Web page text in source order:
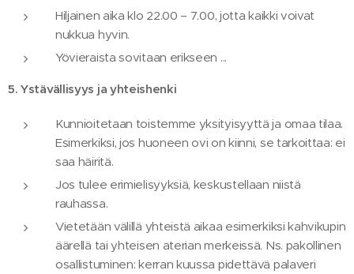
Hiljainen aika klo 22.00 – 7.00, jotta kaikki voivat
nukkua hyvin.
Yövieraista sovitaan erikseen ...
5. Ystävällisyys ja yhteishenki
Kunnioitetaan toistemme yksityisyyttä ja omaa tilaa.
Esimerkiksi, jos huoneen ovi on kiinni, se tarkoittaa: ei
saa häiritä.
Jos tulee erimielisyyksiä, keskustellaan niistä
rauhassa.
Vietetään välillä yhteistä aikaa esimerkiksi kahvikupin
äärellä tai yhteisen aterian merkeissä. Ns. pakollinen
osallistuminen: kerran kuussa pidettävä palaveri